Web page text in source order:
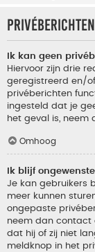
Privéberichten
Ik kan geen
Hiervoor zijn drie
geregistreerd en/
privéberichten
ingesteld dat je
het geval is, neem
Omhoog
Ik blijf
Je kan gebruikers
meer kunnen
ongepaste
neem dan contact
dat hij of zij niet
meldknop in het